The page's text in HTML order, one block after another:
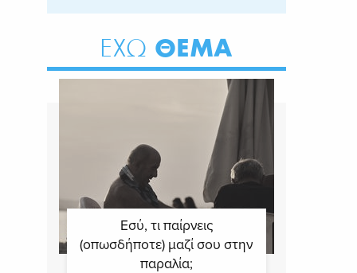
ΕΧΩ ΘΕΜΑ
Εσύ, τι παίρνεις
(οπωσδήποτε) μαζί σου στην
παραλία;